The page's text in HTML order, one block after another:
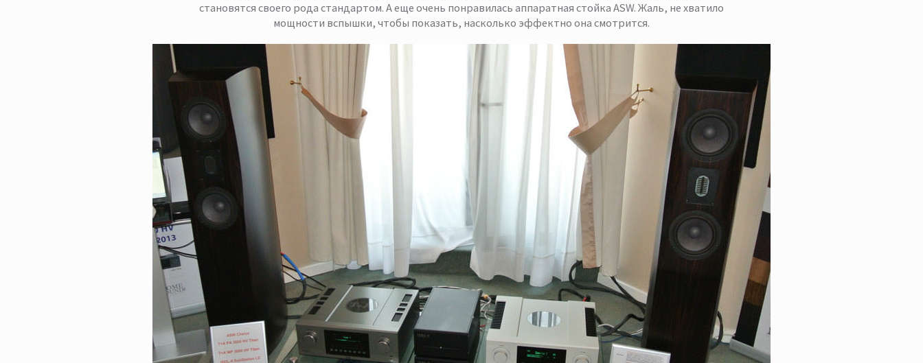
становятся своего рода стандартом. А еще очень понравилась аппаратная стойка ASW. Жаль, не хватило
мощности вспышки, чтобы показать, насколько эффектно она смотрится.